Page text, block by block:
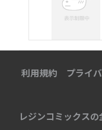
利用規約 プライ
レジンコミックス